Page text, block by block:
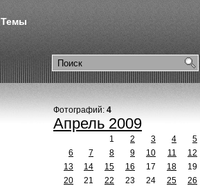
Темы
Фотографий: 4
Апрель 2009
1 2 3 4
5
6
7 8 9 10 11
12
13
14 15 16 17 18
19
20
21 22 23 24 25
26